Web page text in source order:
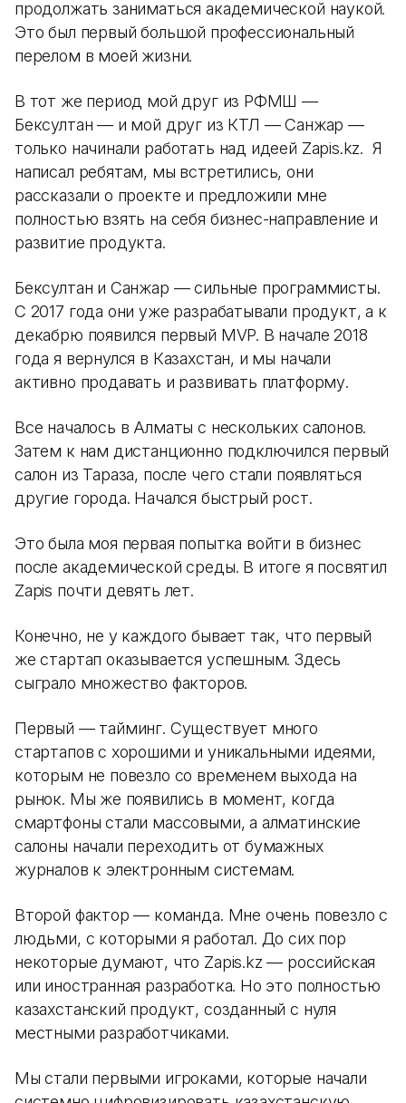
продолжать заниматься академической наукой.
Это был первый большой профессиональный
перелом в моей жизни.
В тот же период мой друг из РФМШ —
Бексултан — и мой друг из КТЛ — Санжар —
только начинали работать над идеей Zapis.kz. Я
написал ребятам, мы встретились, они
рассказали о проекте и предложили мне
полностью взять на себя бизнес-направление и
развитие продукта.
Бексултан и Санжар — сильные программисты.
С 2017 года они уже разрабатывали продукт, а к
декабрю появился первый MVP. В начале 2018
года я вернулся в Казахстан, и мы начали
активно продавать и развивать платформу.
Все началось в Алматы с нескольких салонов.
Затем к нам дистанционно подключился первый
салон из Тараза, после чего стали появляться
другие города. Начался быстрый рост.
Это была моя первая попытка войти в бизнес
после академической среды. В итоге я посвятил
Zapis почти девять лет.
Конечно, не у каждого бывает так, что первый
же стартап оказывается успешным. Здесь
сыграло множество факторов.
Первый — тайминг. Существует много
стартапов с хорошими и уникальными идеями,
которым не повезло со временем выхода на
рынок. Мы же появились в момент, когда
смартфоны стали массовыми, а алматинские
салоны начали переходить от бумажных
журналов к электронным системам.
Второй фактор — команда. Мне очень повезло с
людьми, с которыми я работал. До сих пор
некоторые думают, что Zapis.kz — российская
или иностранная разработка. Но это полностью
казахстанский продукт, созданный с нуля
местными разработчиками.
Мы стали первыми игроками, которые начали